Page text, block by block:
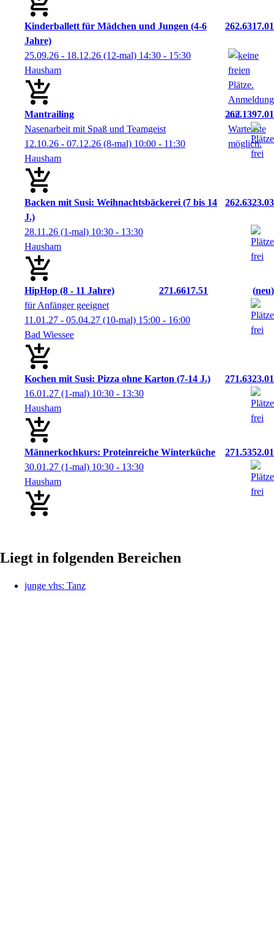
Kinderballett für Mädchen und Jungen (4-6
Jahre)
262.6317.01
25.09.26 - 18.12.26 (12-mal) 14:30 - 15:30
Hausham
Mantrailing
262.1397.01
Nasenarbeit mit Spaß und Teamgeist
12.10.26 - 07.12.26 (8-mal) 10:00 - 11:30
Hausham
Backen mit Susi: Weihnachtsbäckerei (7 bis 14
J.)
262.6323.03
28.11.26 (1-mal) 10:30 - 13:30
Hausham
HipHop (8 - 11 Jahre) 271.6617.51
neu
für Anfänger geeignet
11.01.27 - 05.04.27 (10-mal) 15:00 - 16:00
Bad Wiessee
Kochen mit Susi: Pizza ohne Karton (7-14 J.)
271.6323.01
16.01.27 (1-mal) 10:30 - 13:30
Hausham
Männerkochkurs: Proteinreiche Winterküche
271.5352.01
30.01.27 (1-mal) 10:30 - 13:30
Hausham
Liegt in folgenden Bereichen
junge vhs: Tanz